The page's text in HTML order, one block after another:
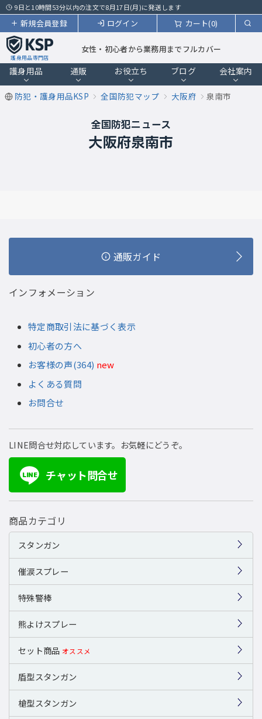
9日と10時間53分以内の注文で8月17日(月)に発送します
カート(0)
ログイン
新規会員登録
護身用品専門店
女性・初心者から業務用までフルカバー
護身用品 通販 お役立ち ブログ 会社案内
防犯・護身用品KSP 全国防犯マップ 大阪府 泉南市
全国防犯ニュース
大阪府泉南市
通販ガイド
インフォメーション
特定商取引法に基づく表示
初心者の方へ
お客様の声(364) new
よくある質問
お問合せ
LINE問合せ対応しています。お気軽にどうぞ。
LINE チャット問合せ
商品カテゴリ
スタンガン
催涙スプレー
特殊警棒
熊よけスプレー
セット商品 オススメ
盾型スタンガン
槍型スタンガン